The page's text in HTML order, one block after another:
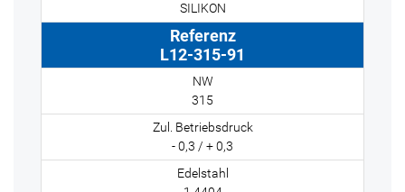
SILIKON
L12-315-91
315
- 0,3 / + 0,3